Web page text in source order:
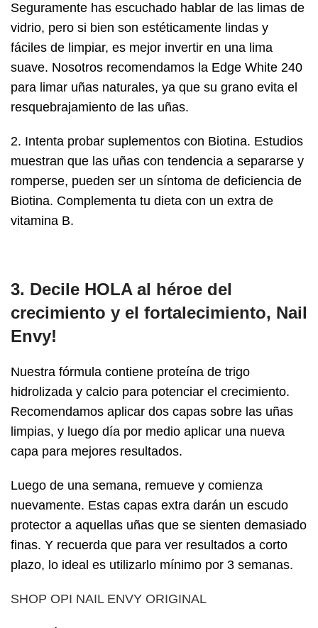
Seguramente has escuchado hablar de las limas de
vidrio, pero si bien son estéticamente lindas y
fáciles de limpiar, es mejor invertir en una lima
suave. Nosotros recomendamos la Edge White 240
para limar uñas naturales, ya que su grano evita el
resquebrajamiento de las uñas.
2. Intenta probar suplementos con Biotina. Estudios
muestran que las uñas con tendencia a separarse y
romperse, pueden ser un síntoma de deficiencia de
Biotina. Complementa tu dieta con un extra de
vitamina B.
3. Decile HOLA al héroe del
crecimiento y el fortalecimiento, Nail
Envy!
Nuestra fórmula contiene proteína de trigo
hidrolizada y calcio para potenciar el crecimiento.
Recomendamos aplicar dos capas sobre las uñas
limpias, y luego día por medio aplicar una nueva
capa para mejores resultados.
Luego de una semana, remueve y comienza
nuevamente. Estas capas extra darán un escudo
protector a aquellas uñas que se sienten demasiado
finas. Y recuerda que para ver resultados a corto
plazo, lo ideal es utilizarlo mínimo por 3 semanas.
SHOP OPI NAIL ENVY ORIGINAL